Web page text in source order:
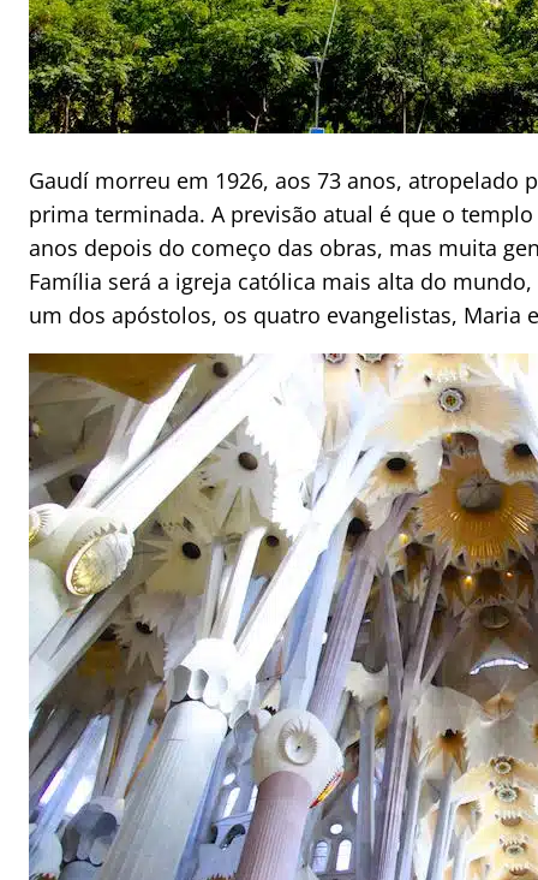
Gaudí morreu em 1926, aos 73 anos, atropelado
prima terminada. A previsão atual é que o
anos depois do começo das obras, mas muita
Família será a igreja católica mais alta do
um dos apóstolos, os quatro evangelistas, Maria